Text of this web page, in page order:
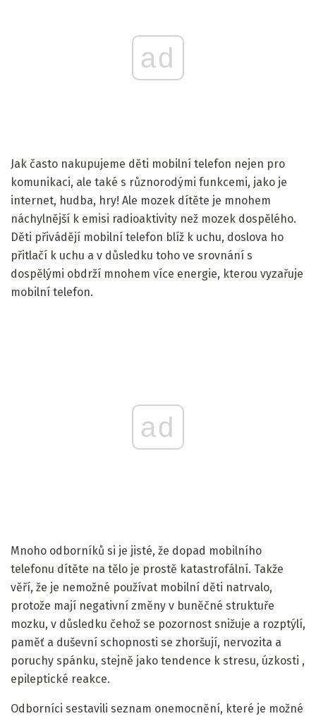
ad
Jak často nakupujeme děti mobilní telefon nejen pro
komunikaci, ale také s různorodými funkcemi, jako je
internet, hudba, hry! Ale mozek dítěte je mnohem
náchylnější k emisi radioaktivity než mozek dospělého.
Děti přivádějí mobilní telefon blíž k uchu, doslova ho
přitlačí k uchu a v důsledku toho ve srovnání s
dospělými obdrží mnohem více energie, kterou vyzařuje
mobilní telefon.
ad
Mnoho odborníků si je jisté, že dopad mobilního
telefonu dítěte na tělo je prostě katastrofální. Takže
věří, že je nemožné používat mobilní děti natrvalo,
protože mají negativní změny v buněčné struktuře
mozku, v důsledku čehož se pozornost snižuje a rozptýlí,
paměť a duševní schopnosti se zhoršují, nervozita a
poruchy spánku, stejně jako tendence k stresu, úzkosti ,
epileptické reakce.
Odborníci sestavili seznam onemocnění, které je možné